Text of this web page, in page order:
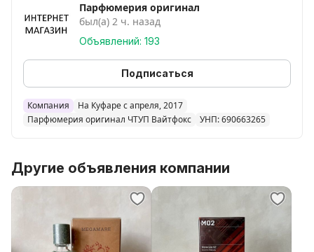
Парфюмерия оригинал
был(а) 2 ч. назад
Объявлений: 193
Подписаться
Компания
На Куфаре с апреля, 2017
Парфюмерия оригинал ЧТУП Вайтфокс
УНП: 690663265
Другие объявления компании